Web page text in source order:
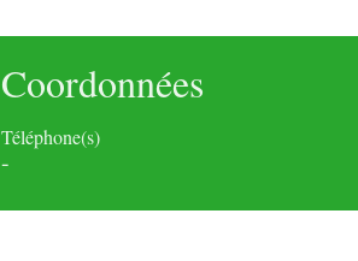
Coordonnées
Téléphone(s)
-